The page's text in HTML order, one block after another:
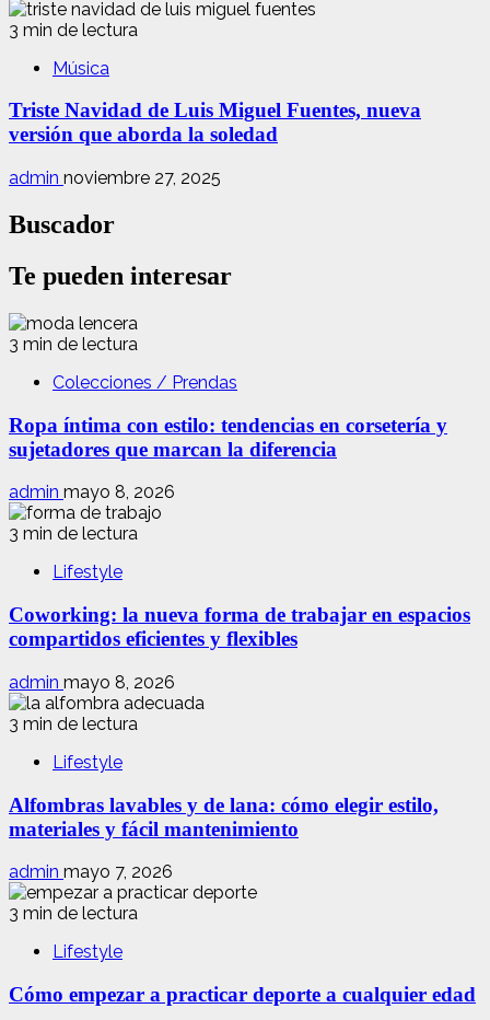
3 min de lectura
Música
Triste Navidad de Luis Miguel Fuentes, nueva
versión que aborda la soledad
admin noviembre 27, 2025
Buscador
Te pueden interesar
3 min de lectura
Colecciones / Prendas
Ropa íntima con estilo: tendencias en corsetería y
sujetadores que marcan la diferencia
admin mayo 8, 2026
3 min de lectura
Lifestyle
Coworking: la nueva forma de trabajar en espacios
compartidos eficientes y flexibles
admin mayo 8, 2026
3 min de lectura
Lifestyle
Alfombras lavables y de lana: cómo elegir estilo,
materiales y fácil mantenimiento
admin mayo 7, 2026
3 min de lectura
Lifestyle
Cómo empezar a practicar deporte a cualquier edad